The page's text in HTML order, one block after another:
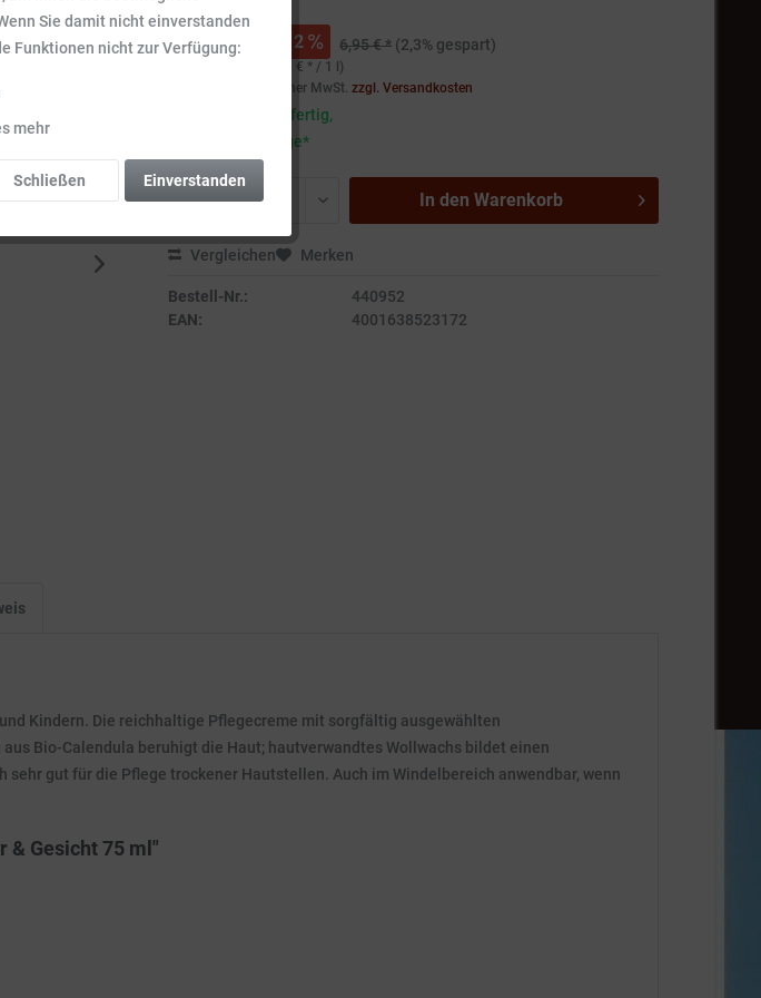
6,79 € * 2 6,95 € * (2,3% gespart)
0.075 l (90,53 € * / 1 l)
Preise inkl. gesetzlicher MwSt.zzgl. Versandkosten
Sofort versandfertig,
Lieferzeit 3-5 Tage*
In den Warenkorb
Vergleichen Merken
Bestell-Nr.:
440952
EAN:
4001638523172
Kindern. Die reichhaltige Pflegecreme mit sorgfältig ausgewählten
Bio-Calendula beruhigt die Haut; hautverwandtes Wollwachs bildet einen
gut für die Pflege trockener Hautstellen. Auch im Windelbereich anwendbar, wenn
& Gesicht 75 ml"
Sie damit nicht einverstanden
Funktionen nicht zur Verfügung:
mehr
Einverstanden
Schließen